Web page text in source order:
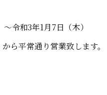
令和3年1月7日（木）
ら平常通り営業致します。